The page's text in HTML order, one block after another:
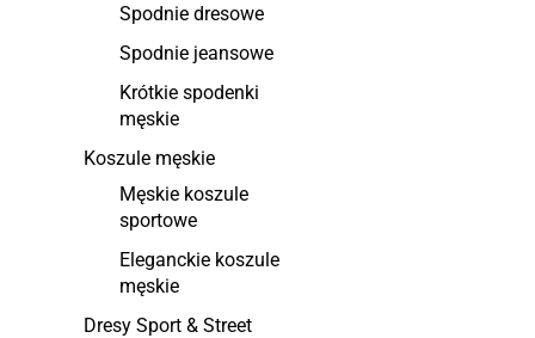
Spodnie dresowe
Spodnie jeansowe
Krótkie spodenki
męskie
Koszule męskie
Męskie koszule
sportowe
Eleganckie koszule
męskie
Dresy Sport & Street